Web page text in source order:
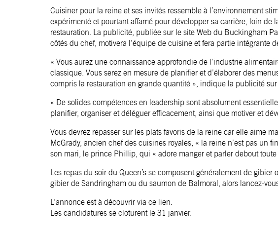
Cuisiner pour la reine et ses invités ressemble à l’environnement
expérimenté et pourtant affamé pour développer sa carrière, loin de
restauration. La publicité, publiée sur le site Web du Buckingham
côtés du chef, motivera l’équipe de cuisine et fera partie intégrante
« Vous aurez une connaissance approfondie de l’industrie
classique. Vous serez en mesure de planifier et d’élaborer des
compris la restauration en grande quantité », indique la publicité sur
« De solides compétences en leadership sont absolument
planifier, organiser et déléguer efficacement, ainsi que motiver et
Vous devrez repasser sur les plats favoris de la reine car elle aime
McGrady, ancien chef des cuisines royales, « la reine n’est pas un
son mari, le prince Phillip, qui « adore manger et parler debout toute
Les repas du soir du Queen’s se composent généralement de
gibier de Sandringham ou du saumon de Balmoral, alors lancez-
L’annonce est à découvrir via ce lien
Les candidatures se cloturent le 31 janvier.